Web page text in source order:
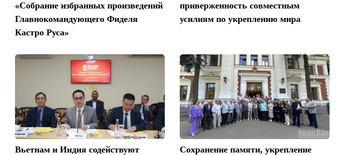
«Собрание избранных произведений
Главнокомандующего Фиделя
Кастро Руса»
приверженность совместным
усилиям по укреплению мира
Вьетнам и Индия содействуют
Сохранение памяти, укрепление